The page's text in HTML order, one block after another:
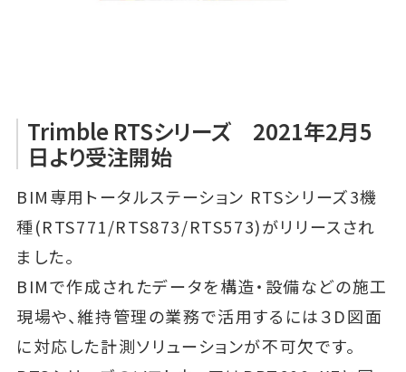
Trimble RTSシリーズ 2021年2月5
日より受注開始
BIM専用トータルステーション RTSシリーズ3機
種(RTS771/RTS873/RTS573)がリリースされ
ました。
BIMで作成されたデータを構造・設備などの施工
現場や、維持管理の業務で活用するには３D図面
に対応した計測ソリューションが不可欠です。